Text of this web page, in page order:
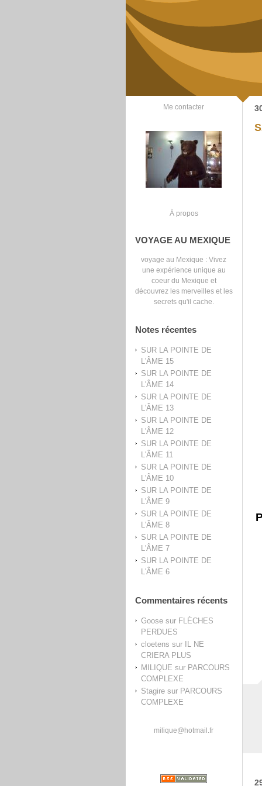
Me contacter
À propos
VOYAGE AU MEXIQUE
voyage au Mexique : Vivez
une expérience unique au
coeur du Mexique et
découvrez les merveilles et les
secrets qu'il cache.
Notes récentes
SUR LA POINTE DE
L'ÂME 15
SUR LA POINTE DE
L'ÂME 14
SUR LA POINTE DE
L'ÂME 13
SUR LA POINTE DE
L'ÂME 12
SUR LA POINTE DE
L'ÂME 11
SUR LA POINTE DE
L'ÂME 10
SUR LA POINTE DE
L'ÂME 9
SUR LA POINTE DE
L'ÂME 8
SUR LA POINTE DE
L'ÂME 7
SUR LA POINTE DE
L'ÂME 6
Commentaires récents
Goosesur FLÈCHES
PERDUES
cloetens sur
IL NE
CRIERA PLUS
MILIQUE sur PARCOURS
COMPLEXE
Stagiresur PARCOURS
COMPLEXE
milique@hotmail.fr